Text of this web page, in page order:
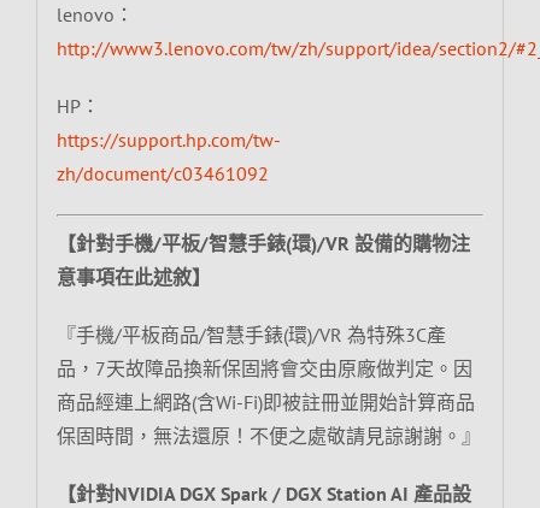
lenovo：
http://www3.lenovo.com/tw/zh/support/idea/section2/
HP：
https://support.hp.com/tw-
zh/document/c03461092
【針對手機/平板/智慧手錶(環)/VR 設備的購物注
意事項在此述敘】
『手機/平板商品/智慧手錶(環)/VR 為特殊3C產
品，7天故障品換新保固將會交由原廠做判定。因
商品經連上網路(含Wi-Fi)即被註冊並開始計算商品
保固時間，無法還原！不便之處敬請見諒謝謝。』
【針對NVIDIA DGX Spark / DGX Station AI 產品設